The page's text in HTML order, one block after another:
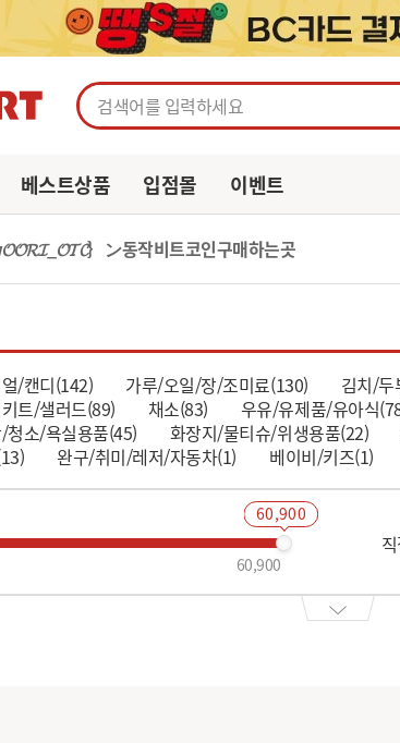
마이페이지주문/배송알림 장바구니
베스트상품 입점몰 이벤트
｝ン동작비트코인구매하는곳
/캔디(142) 가루/오일/장/조미료(130) 김치/
트/샐러드(89)
채소(83) 우유/유제품/유아식
청소/욕실용품(45)
화장지/물티슈/위생용품(22)
완구/취미/레저/자동차(1) 베이비/키즈(1)
60,900
60,900